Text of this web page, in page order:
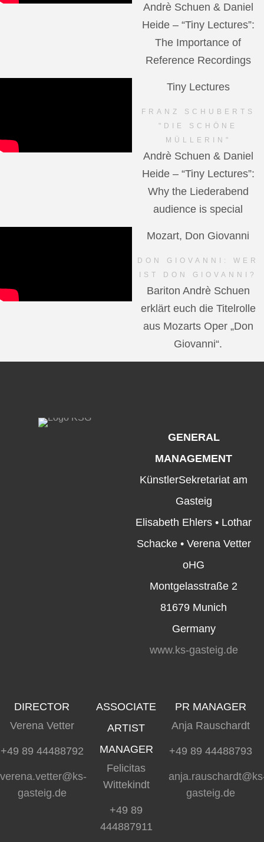
Andrè Schuen & Daniel
Heide – “Tiny Lectures”:
The Importance of
Reference Recordings
Tiny Lectures
FRANZ SCHUBERTS
"DIE SCHÖNE
MÜLLERIN"
Andrè Schuen & Daniel
Heide – “Tiny Lectures”:
Why the Liederabend
audience is special
Mozart, Don Giovanni
DON GIOVANNI: WER
IST DON GIOVANNI?
Bariton Andrè Schuen
erklärt euch die Titelrolle
aus Mozarts Oper „Don
Giovanni“.
GENERAL
MANAGEMENT
KünstlerSekretariat am
Gasteig
Elisabeth Ehlers • Lothar
Schacke • Verena Vetter
oHG
Montgelasstraße 2
81679 Munich
Germany
www.ks-gasteig.de
DIRECTOR
Verena Vetter
+49 89 44488792
verena.vetter@ks-
gasteig.de
ASSOCIATE
ARTIST
MANAGER
Felicitas
Wittekindt
+49 89
444887911
PR MANAGER
Anja Rauschardt
+49 89 44488793
gasteig.de